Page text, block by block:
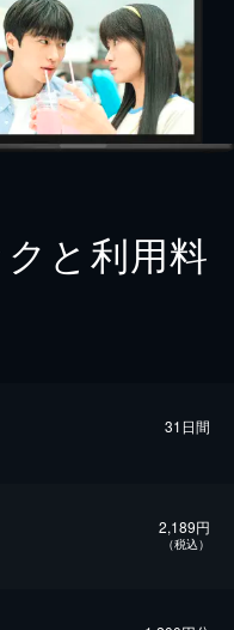
と利用料
31日間
2,189円
（税込）